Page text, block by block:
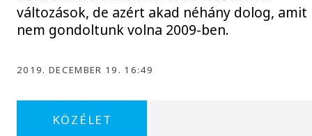
változások, de azért akad néhány dolog, amit
nem gondoltunk volna 2009-ben.
2019. DECEMBER 19. 16:49
KÖZÉLET